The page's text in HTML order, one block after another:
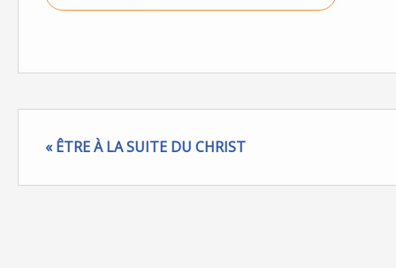
« ÊTRE À LA SUITE DU CHRIST